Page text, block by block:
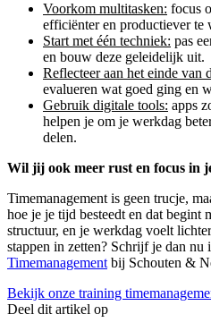
Voorkom multitasken: focus
efficiënter en productiever te
Start met één techniek: pas
en bouw deze geleidelijk uit.
Reflecteer aan het einde van
evalueren wat goed ging en
Gebruik digitale tools: apps
helpen je om je werkdag
delen.
Wil jij ook meer rust en focus in
Timemanagement is geen trucje,
hoe je je tijd besteedt en dat begint
structuur, en je werkdag voelt
stappen in zetten? Schrijf je dan nu
Timemanagement bij Schouten &
Bekijk onze training
Deel dit artikel op